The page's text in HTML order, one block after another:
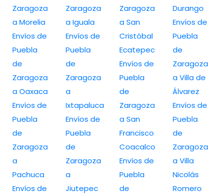
Zaragoza
a Morelia
Envíos de
Puebla
de
Zaragoza
a Oaxaca
Envíos de
Puebla
de
Zaragoza
a
Pachuca
Envíos de
Zaragoza
a Iguala
Envíos de
Puebla
de
Zaragoza
a
Ixtapaluca
Envíos de
Puebla
de
Zaragoza
a
Jiutepec
Zaragoza
a San
Cristóbal
Ecatepec
Envíos de
Puebla
de
Zaragoza
a San
Francisco
Coacalco
Envíos de
Puebla
de
Durango
Envíos de
Puebla
de
Zaragoza
a Villa de
Álvarez
Envíos de
Puebla
de
Zaragoza
a Villa
Nicolás
Romero